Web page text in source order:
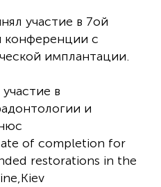
участие в 7ой
конференции с
имплантации.
в
и
of completion for
restorations in the